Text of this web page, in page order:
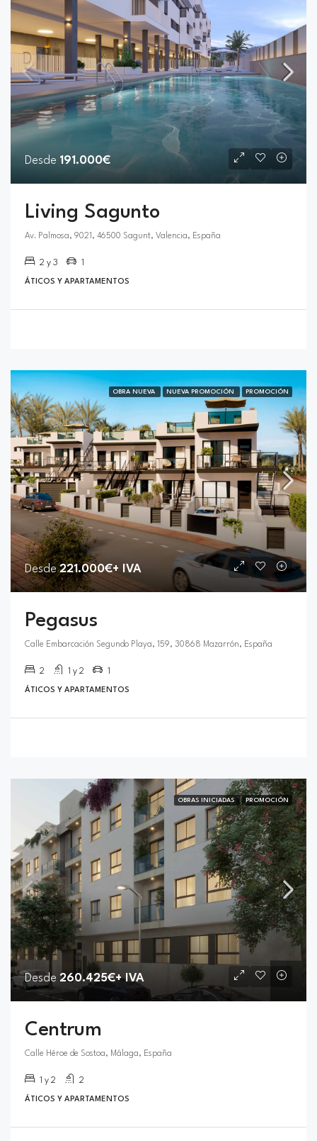
Desde 191.000€
Living Sagunto
Av. Palmosa, 9021, 46500 Sagunt, Valencia, España
2 y 3 1
ÁTICOS Y APARTAMENTOS
OBRA NUEVA NUEVA PROMOCIÓN PROMOCIÓN
Desde221.000€+ IVA
Pegasus
Calle Embarcación Segundo Playa, 159, 30868 Mazarrón, España
2 1 y 2 1
ÁTICOS Y APARTAMENTOS
OBRAS INICIADAS PROMOCIÓN
Desde 260.425€+ IVA
Centrum
Calle Héroe de Sostoa, Málaga, España
1 y 2 2
ÁTICOS Y APARTAMENTOS